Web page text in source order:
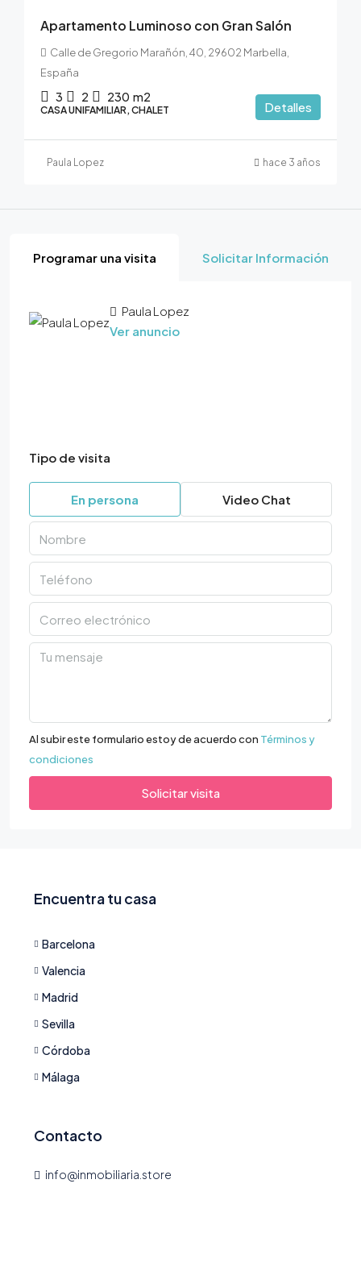
Apartamento Luminoso con Gran Salón
Calle de Gregorio Marañón, 40, 29602 Marbella,
España
3 2 230 m2
CASA UNIFAMILIAR, CHALET Detalles
Paula Lopez hace 3 años
Programar una visita Solicitar Información
Paula Lopez
Ver anuncio
Tipo de visita
En persona Video Chat
Al subir este formulario estoy de acuerdo con Términos y
condiciones
Solicitar visita
Encuentra tu casa
Barcelona
Valencia
Madrid
Sevilla
Córdoba
Málaga
Contacto
info@inmobiliaria.store